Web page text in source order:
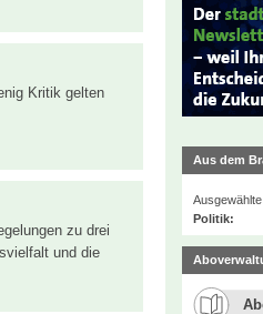
Kritik gelten
zu drei
und die
Aus dem
Politik: